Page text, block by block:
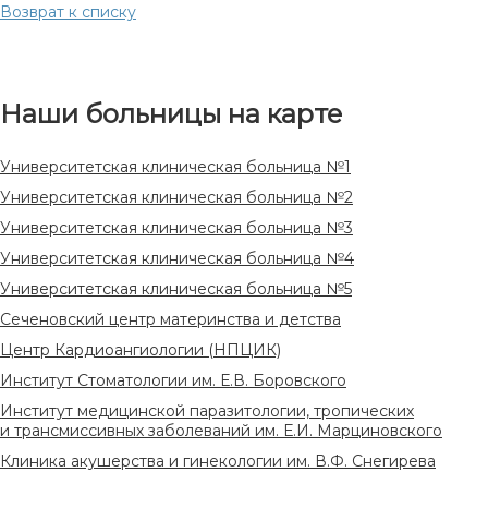
Возврат к списку
Наши больницы на карте
Университетская клиническая больница №1
Университетская клиническая больница №2
Университетская клиническая больница №3
Университетская клиническая больница №4
Университетская клиническая больница №5
Сеченовский центр материнства и детства
Центр Кардиоангиологии (НПЦИК)
Институт Стоматологии им. Е.В. Боровского
Институт медицинской паразитологии, тропических
и трансмиссивных заболеваний им. Е.И. Марциновского
Клиника акушерства и гинекологии им. В.Ф. Снегирева